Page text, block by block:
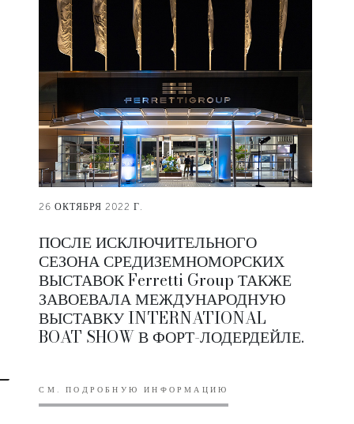
26 ОКТЯБРЯ 2022 Г.
ПОСЛЕ ИСКЛЮЧИТЕЛЬНОГО
СЕЗОНА СРЕДИЗЕМНОМОРСКИХ
ВЫСТАВОК Ferretti Group ТАКЖЕ
ЗАВОЕВАЛА МЕЖДУНАРОДНУЮ
ВЫСТАВКУ INTERNATIONAL
BOAT SHOW В ФОРТ-ЛОДЕРДЕЙЛЕ.
СМ. ПОДРОБНУЮ ИНФОРМАЦИЮ